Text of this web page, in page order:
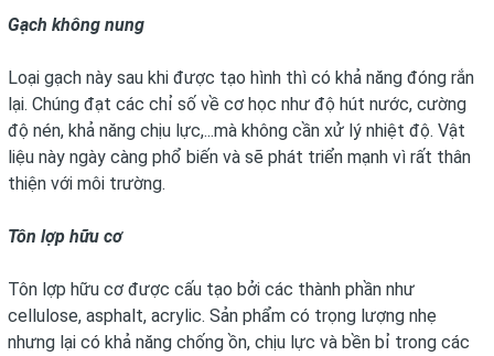
Gạch không nung
Loại gạch này sau khi được tạo hình thì có khả năng đóng rắn
lại. Chúng đạt các chỉ số về cơ học như độ hút nước, cường
độ nén, khả năng chịu lực,...mà không cần xử lý nhiệt độ. Vật
liệu này ngày càng phổ biến và sẽ phát triển mạnh vì rất thân
thiện với môi trường.
Tôn lợp hữu cơ
Tôn lợp hữu cơ được cấu tạo bởi các thành phần như
cellulose, asphalt, acrylic. Sản phẩm có trọng lượng nhẹ
nhưng lại có khả năng chống ồn, chịu lực và bền bỉ trong các